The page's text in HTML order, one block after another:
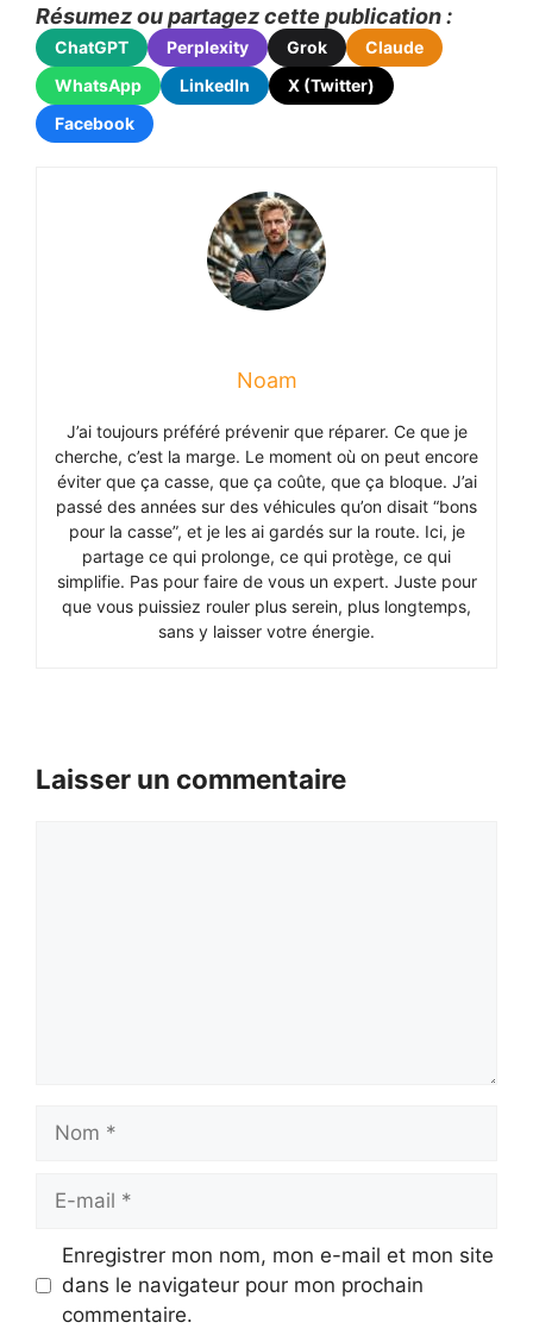
Résumez ou partagez cette publication :
ChatGPT Perplexity Grok
Claude
WhatsApp
LinkedIn
X (Twitter)
Facebook
Noam
J’ai toujours préféré prévenir que réparer. Ce que je
cherche, c’est la marge. Le moment où on peut encore
éviter que ça casse, que ça coûte, que ça bloque. J’ai
passé des années sur des véhicules qu’on disait “bons
pour la casse”, et je les ai gardés sur la route. Ici, je
partage ce qui prolonge, ce qui protège, ce qui
simplifie. Pas pour faire de vous un expert. Juste pour
que vous puissiez rouler plus serein, plus longtemps,
sans y laisser votre énergie.
Laisser un commentaire
Nom
Enregistrer mon nom, mon e-mail et mon site
dans le navigateur pour mon prochain
commentaire.